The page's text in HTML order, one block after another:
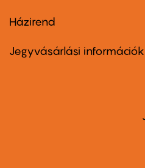
Footer
second
Házirend
Jegyvásárlási információk